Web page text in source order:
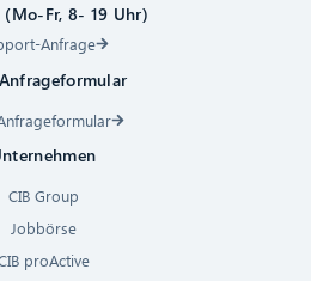
Fr, 8- 19 Uhr)
Anfrage
CIB Group
Jobbörse
proActive